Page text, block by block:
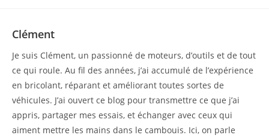
Clément
Je suis Clément, un passionné de moteurs, d’outils et de tout
ce qui roule. Au fil des années, j’ai accumulé de l’expérience
en bricolant, réparant et améliorant toutes sortes de
véhicules. J’ai ouvert ce blog pour transmettre ce que j’ai
appris, partager mes essais, et échanger avec ceux qui
aiment mettre les mains dans le cambouis. Ici, on parle